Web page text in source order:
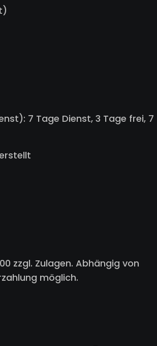
7 Tage Dienst, 3 Tage frei, 7
zzgl. Zulagen. Abhängig von
möglich.